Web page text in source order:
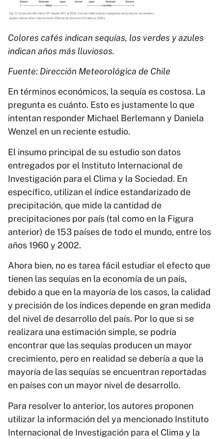
Colores cafés indican sequías, los verdes y azules
indican años más lluviosos.
Fuente: Dirección Meteorológica de Chile
En términos económicos, la sequía es costosa. La
pregunta es cuánto. Esto es justamente lo que
intentan responder Michael Berlemann y Daniela
Wenzel en un reciente estudio.
El insumo principal de su estudio son datos
entregados por el Instituto Internacional de
Investigación para el Clima y la Sociedad. En
específico, utilizan el índice estandarizado de
precipitación, que mide la cantidad de
precipitaciones por país (tal como en la Figura
anterior) de 153 países de todo el mundo, entre los
años 1960 y 2002.
Ahora bien, no es tarea fácil estudiar el efecto que
tienen las sequías en la economía de un país,
debido a que en la mayoría de los casos, la calidad
y precisión de los índices depende en gran medida
del nivel de desarrollo del país. Por lo que si se
realizara una estimación simple, se podría
encontrar que las sequías producen un mayor
crecimiento, pero en realidad se debería a que la
mayoría de las sequías se encuentran reportadas
en países con un mayor nivel de desarrollo.
Para resolver lo anterior, los autores proponen
utilizar la información del ya mencionado Instituto
Internacional de Investigación para el Clima y la